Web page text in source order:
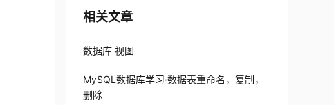
相关文章
数据库 视图
MySQL数据库学习·数据表重命名，复制，
删除